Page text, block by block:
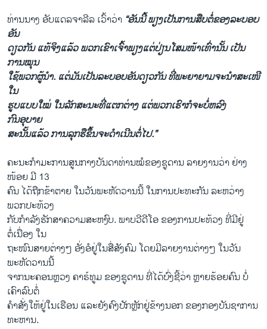
ທ່ານນາງ ອັບແດລຈາລີລ ເວົ້າວ່າ “ອັນນີ້ ພຽງເປັນການສືບຕໍ່ຂອງລະບອບ
ອັນ
ດຽວກັນ ແທ້ຈິງແລ້ວ ພວກເຂົາເຈົ້າພຽງແຕ່ປ່ຽນໂສມໜ້າເທົ່ານັ້ນ ເປັນ
ການໝຸນ
ໃຊ້ພວກຜູ້ນຳ. ແຕ່ມັນເປັນລະບອບອັນດຽວກັນ ທີ່ພະຍາຍາມຈະນຳສະເໜີ
ໃນ
ຮູບແບບໃໝ່ ໃນລັກສະນະທີ່ແຕກຕ່າງ ແຕ່ພວກເຮົາກໍຈະບໍ່ຫລົງ
ກົນອຸບາຍ
ສະນັ້ນແລ້ວ ການລຸກຮືຂຶ້ນຈະດຳ​ເນີນຕໍ່ໄປ.”
ຄະນະກຳມະການສູນກາງບັນດາທ່ານໝໍຂອງຊູດານ ລາຍງານວ່າ ຢ່າງ
ໜ້ອຍ ມີ 13
ຄົນ ໄດ້ຖືກຂ້າຕາຍ ໃນວັນພະຫັດວານນີ້ ໃນການປະທະກັນ ລະຫວ່າງ
ພວກປະທ້ວງ
ກັບກຳລັງຮັກສາຄວາມສະຫງົບ. ພາບວີດີໂອ ຂອງການປະທ້ວງ ທີ່ມີຢູ່
ຕໍ່ເນື່ອງ ໃນ
ຖະໜົນສາຍຕ່າງໆ ອັ່ງອໍຢູ່ໃນສື່ສັງຄົມ ໂດຍມີລາຍງານຕ່າງໆ ໃນວັນ
ພະຫັດວານນີ້
ຈາກນະຄອນຫຼວງ ຄາຣ໌ທູມ ຂອງຊູດານ ທີ່ໄດ້ບົ່ງຊີ້ວ່າ ຫຼາຍຮ້ອຍຄົນ ບໍ່
ເຄົາລົບຕໍ່
ຄຳສັ່ງໃຫ້ຢູ່ໃນເຮືອນ ແລະຍັງຄົງປັກຫຼັກຢູ່ຂ້າງນອກ ຂອງກອງບັນ​ຊາ​ການ​
ທະ​ຫານ.